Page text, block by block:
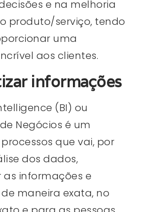
e na melhoria
produto/serviço, tendo
uma
aos clientes.
informações
(BI) ou
Negócios é um
que vai, por
dos dados,
informações e
maneira exata, no